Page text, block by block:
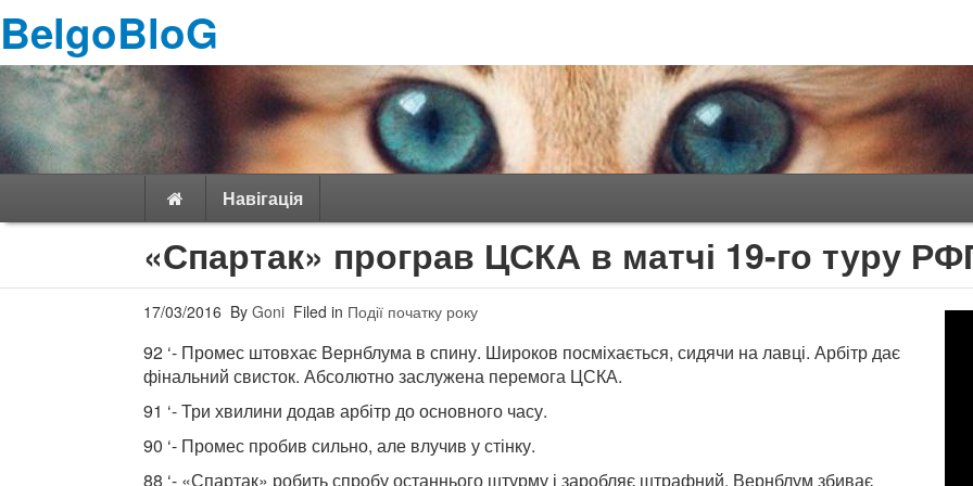
BelgoBloG
Навігація
«Спартак» програв ЦСКА в матчі 19-го туру
17/03/2016 By Goni Filed in Події початку року
92 ‘- Промес штовхає Вернблума в спину. Широков посміхається, сидячи на лавці. Арбітр дає
фінальний свисток. Абсолютно заслужена перемога ЦСКА.
91 ‘- Три хвилини додав арбітр до основного часу.
90 ‘- Промес пробив сильно, але влучив у стінку.
88 ‘- «Спартак» робить спробу останнього штурму і заробляє штрафний. Вернблум збиває